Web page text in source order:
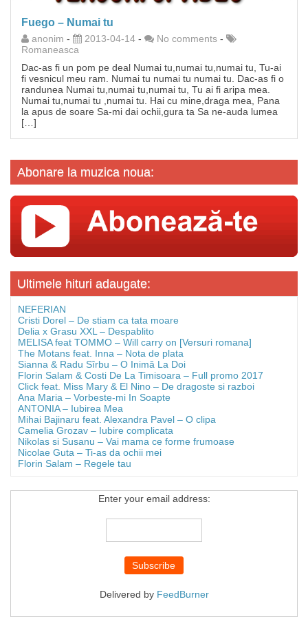
Fuego – Numai tu
anonim - 2013-04-14 - No comments -
Romaneasca
Dac-as fi un pom pe deal Numai tu,numai tu,numai tu, Tu-ai
fi vesnicul meu ram. Numai tu numai tu numai tu. Dac-as fi o
randunea Numai tu,numai tu,numai tu, Tu ai fi aripa mea.
Numai tu,numai tu ,numai tu. Hai cu mine,draga mea, Pana
la apus de soare Sa-mi dai ochii,gura ta Sa ne-auda lumea
[…]
Abonare la muzica noua:
Ultimele hituri adaugate:
NEFERIAN
Cristi Dorel – De stiam ca tata moare
Delia x Grasu XXL – Despablito
MELISA feat TOMMO – Will carry on [Versuri romana]
The Motans feat. Inna – Nota de plata
Sianna & Radu Sîrbu – O Inimă La Doi
Florin Salam & Costi De La Timisoara – Full promo 2017
Click feat. Miss Mary & El Nino – De dragoste si razboi
Ana Maria – Vorbeste-mi In Soapte
ANTONIA – Iubirea Mea
Mihai Bajinaru feat. Alexandra Pavel – O clipa
Camelia Grozav – Iubire complicata
Nikolas si Susanu – Vai mama ce forme frumoase
Nicolae Guta – Ti-as da ochii mei
Florin Salam – Regele tau
Enter your email address:
Delivered by FeedBurner